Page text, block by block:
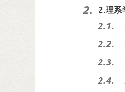
2. 2.理系
2.1.
2.2.
2.3.
2.4.